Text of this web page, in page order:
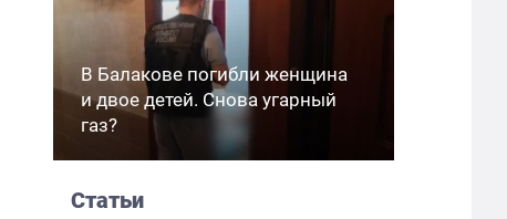
В Балакове погибли женщина
и двое детей. Снова угарный
газ?
Статьи